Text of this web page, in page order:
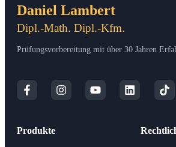
Daniel Lambert
Dipl.-Math. Dipl.-Kfm.
Prüfungsvorbereitung mit über 30 Jahren
Produkte